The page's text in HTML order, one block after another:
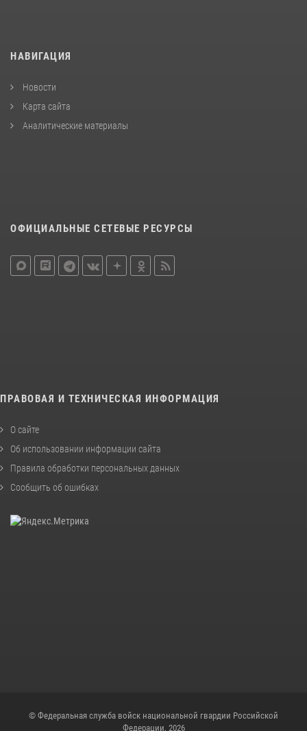
НАВИГАЦИЯ
Новости
Карта сайта
Аналитические материалы
ОФИЦИАЛЬНЫЕ СЕТЕВЫЕ РЕСУРСЫ
ПРАВОВАЯ И ТЕХНИЧЕСКАЯ ИНФОРМАЦИЯ
О сайте
Об использовании информации сайта
Правила обработки персональных данных
Сообщить об ошибках
© Федеральная служба войск национальной гвардии Российской
Федерации, 2026